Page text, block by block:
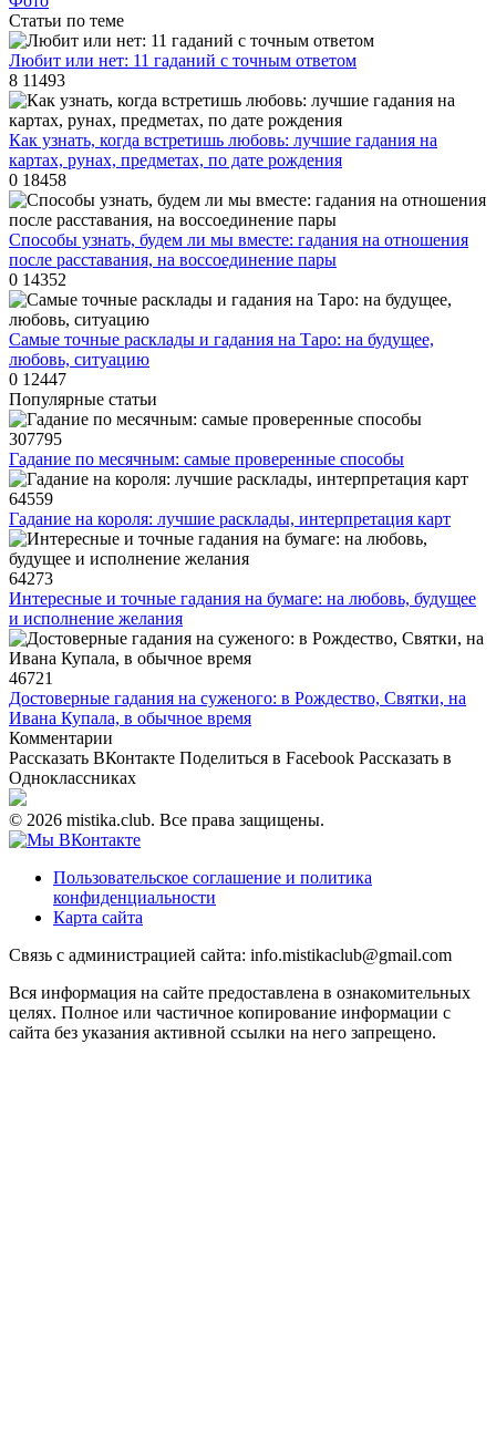
Статьи по теме
Любит или нет: 11 гаданий с точным ответом
8 11493
Как узнать, когда встретишь любовь: лучшие гадания на
картах, рунах, предметах, по дате рождения
0 18458
Способы узнать, будем ли мы вместе: гадания на отношения
после расставания, на воссоединение пары
0 14352
Самые точные расклады и гадания на Таро: на будущее,
любовь, ситуацию
0 12447
Популярные статьи
307795
Гадание по месячным: самые проверенные способы
64559
Гадание на короля: лучшие расклады, интерпретация карт
64273
Интересные и точные гадания на бумаге: на любовь, будущее
и исполнение желания
46721
Достоверные гадания на суженого: в Рождество, Святки, на
Ивана Купала, в обычное время
Комментарии
Рассказать ВКонтакте Поделиться в Facebook Рассказать в
Одноклассниках
© 2026 mistika.club. Все права защищены.
Пользовательское соглашение и политика
конфиденциальности
Карта сайта
Связь с администрацией сайта: info.mistikaclub@gmail.com
Вся информация на сайте предоставлена в ознакомительных
целях. Полное или частичное копирование информации с
сайта без указания активной ссылки на него запрещено.